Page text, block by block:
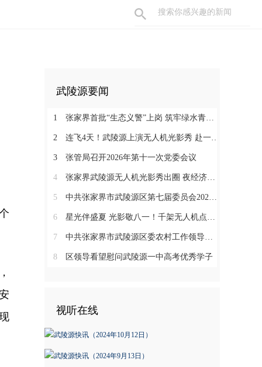
武陵源要闻
1 张家界首批“生态义警”上岗 筑牢绿水青山“防护网”
2 连飞4天！武陵源上演无人机光影秀 赴一场峰林夜色之约
3 张管局召开2026年第十一次党委会议
4 张家界武陵源无人机光影秀出圈 夜经济激活山水“第二增长曲线”
5 中共张家界市武陵源区第七届委员会2026年第1次常委会会议召开
6 星光伴盛夏 光影敬八一！千架无人机点亮武陵源峰林夜空
7 中共张家界市武陵源区委农村工作领导小组会议召开
8 区领导看望慰问武陵源一中高考优秀学子
视听在线